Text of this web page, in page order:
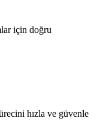
için doğru
hızla ve güvenle